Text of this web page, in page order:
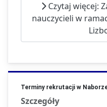
Czytaj więcej:
nauczycieli w
Terminy rekrutacji w
Szczegóły